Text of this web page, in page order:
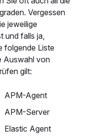
Vergessen
jeweilige
und falls ja,
folgende Liste
Auswahl von
gilt:
APM-Agent
APM-Server
Elastic Agent